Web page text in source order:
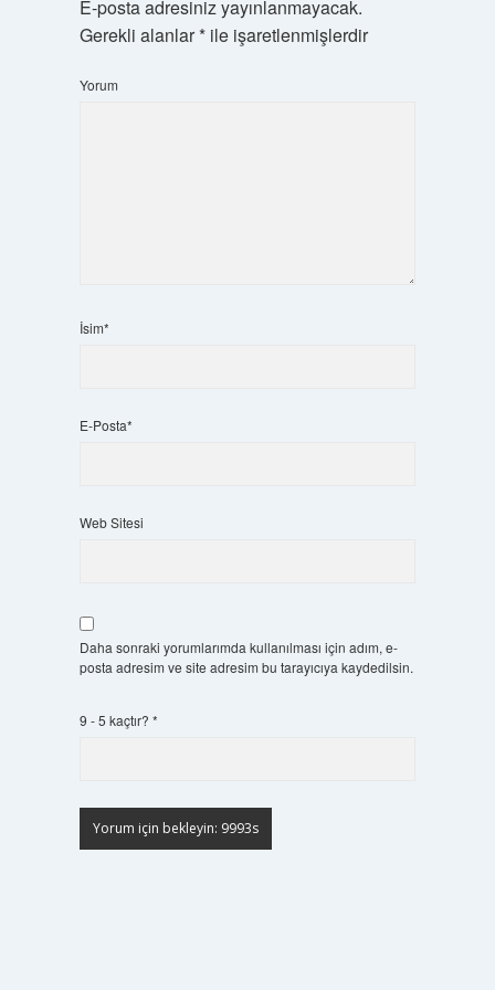
E-posta adresiniz yayınlanmayacak.
Gerekli alanlar*ile işaretlenmişlerdir
Yorum
İsim*
E-Posta*
Web Sitesi
Daha sonraki yorumlarımda kullanılması için adım, e-
posta adresim ve site adresim bu tarayıcıya kaydedilsin.
9 - 5 kaçtır? *